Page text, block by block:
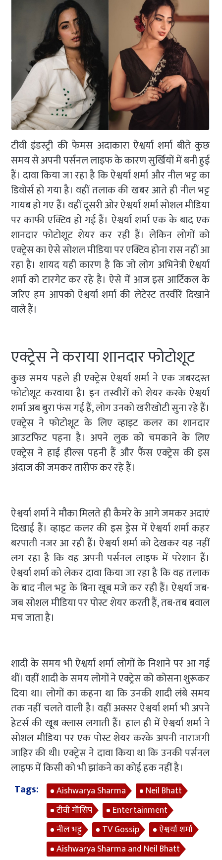
टीवी इंडस्ट्री की फेमस अदाकारा ऐश्वर्या शर्मा बीते कुछ
समय से अपनी पर्सनल लाइफ के कारण सुर्खियों में बनी हुई
हैं। दावा किया जा रहा है कि ऐश्वर्या शर्मा और नील भट्ट का
डिवोर्स हो गया है। वहीं तलाक की खबर आते ही नील भट्ट
गायब हो गए हैं। वहीं दूसरी ओर ऐश्वर्या शर्मा सोशल मीडिया
पर काफी एक्टिव हो गई हैं। ऐश्वर्या शर्मा एक के बाद एक
शानदार फोटोशूट शेयर कर रही हैं। लेकिन लोगों को
एक्ट्रेस का ऐसे सोशल मीडिया पर एक्टिव होना रास नहीं आ
रहा है। शायद यही कारण है कि जो लोग अभिनेत्री ऐश्वर्या
शर्मा को टारगेट कर रहे है। ऐसे में आज इस आर्टिकल के
जरिए हम आपको ऐश्वर्या शर्मा की लेटेस्ट तस्वीरें दिखाने
वाले हैं।
एक्ट्रेस ने कराया शानदार फोटोशूट
कुछ समय पहले ही एक्ट्रेस ऐश्वर्या शर्मा ने एक जबरदस्त
फोटोशूट करवाया है। इन तस्वीरों को शेयर करके ऐश्वर्या
शर्मा अब बुरा फंस गई हैं, लोग उनको खरीखोटी सुना रहे हैं।
एक्ट्रेस ने फोटोशूट के लिए व्हाइट कलर का शानदार
आउटफिट पहना है। अपने लुक को चमकाने के लिए
एक्ट्रेस ने हाई हील्स पहनी हैं और फैंस एक्ट्रेस की इस
अंदाज की जमकर तारीफ कर रहे हैं।
ऐश्वर्या शर्मा ने मौका मिलते ही कैमरे के आगे जमकर अदाएं
दिखाई हैं। व्हाइट कलर की इस ड्रेस में ऐश्वर्या शर्मा कहर
बरपाती नजर आ रही हैं। ऐश्वर्या शर्मा को देखकर यह नहीं
लग रहा है कि वह अपनी पर्सनल लाइफ में परेशान हैं।
ऐश्वर्या शर्मा को लेकर दावा किया जा रहा है कि वह तलाक
के बाद नील भट्ट के बिना खूब मजे कर रही हैं। ऐश्वर्या जब-
जब सोशल मीडिया पर पोस्ट शेयर करती हैं, तब-तब बवाल
मच जाता है।
शादी के समय भी ऐश्वर्या शर्मा लोगों के निशाने पर आ गई
थीं। वहीं शादी के समय लोगों ने एक्ट्रेस को कोसना शुरूकर
दिया था। लोगों का कहना था कि उनकी शादी लंबे समय
तक नहीं चलते वाली है। वहीं अक्सर ऐश्वर्या शर्मा भी अपने
हेटर्स की खूब क्लास लगाती हैं। हाल ही में ऐश्वर्या शर्मा ने
सोशल मीडिया पर एक पोस्ट शेयर करके अपनी नाराजगी
जाहिर की थी। एक्ट्रेस ने दावा किया था कि उनकी पर्सनल
लाइफ में किसी को भी झांकने का कोई हक नहीं है।
Tags:
Aishwarya Sharma
Neil Bhatt
टीवी गॉसिप
Entertainment
नील भट्ट
TV Gossip
ऐश्वर्या शर्मा
Aishwarya Sharma and Neil Bhatt